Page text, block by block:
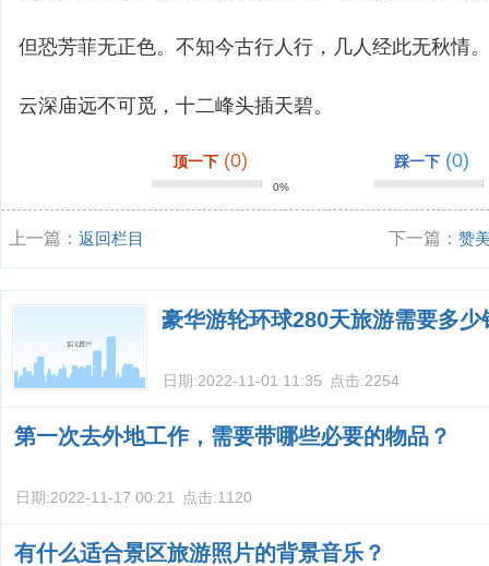
但恐芳菲无正色。不知今古行人行，几人经此无秋情。
云深庙远不可觅，十二峰头插天碧。
顶一下 (0)
0%
踩一下 (0)
上一篇： 返回栏目 下一篇：赞
豪华游轮环球280天旅游需要多少
日期:2022-11-01 11:35 点击:2254
第一次去外地工作，需要带哪些必要的物品？
日期:2022-11-17 00:21 点击:1120
有什么适合景区旅游照片的背景音乐？